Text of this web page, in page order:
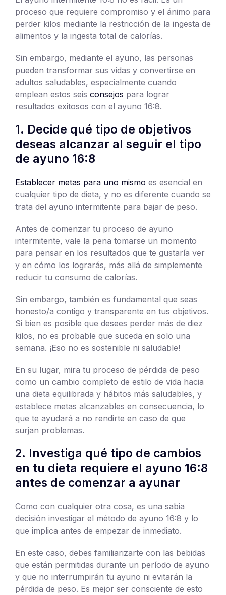
proceso que requiere compromiso y el ánimo para
perder kilos mediante la restricción de la ingesta de
alimentos y la ingesta total de calorías.
Sin embargo, mediante el ayuno, las personas
pueden transformar sus vidas y convertirse en
adultos saludables, especialmente cuando
emplean estos seis consejos para lograr
resultados exitosos con el ayuno 16:8.
1. Decide qué tipo de objetivos
deseas alcanzar al seguir el tipo
de ayuno 16:8
Establecer metas para uno mismo es esencial en
cualquier tipo de dieta, y no es diferente cuando se
trata del ayuno intermitente para bajar de peso.
Antes de comenzar tu proceso de ayuno
intermitente, vale la pena tomarse un momento
para pensar en los resultados que te gustaría ver
y en cómo los lograrás, más allá de simplemente
reducir tu consumo de calorías.
Sin embargo, también es fundamental que seas
honesto/a contigo y transparente en tus objetivos.
Si bien es posible que desees perder más de diez
kilos, no es probable que suceda en solo una
semana. ¡Eso no es sostenible ni saludable!
En su lugar, mira tu proceso de pérdida de peso
como un cambio completo de estilo de vida hacia
una dieta equilibrada y hábitos más saludables, y
establece metas alcanzables en consecuencia, lo
que te ayudará a no rendirte en caso de que
surjan problemas.
2. Investiga qué tipo de cambios
en tu dieta requiere el ayuno 16:8
antes de comenzar a ayunar
Como con cualquier otra cosa, es una sabia
decisión investigar el método de ayuno 16:8 y lo
que implica antes de empezar de inmediato.
En este caso, debes familiarizarte con las bebidas
que están permitidas durante un período de ayuno
y que no interrumpirán tu ayuno ni evitarán la
pérdida de peso. Es mejor ser consciente de esto